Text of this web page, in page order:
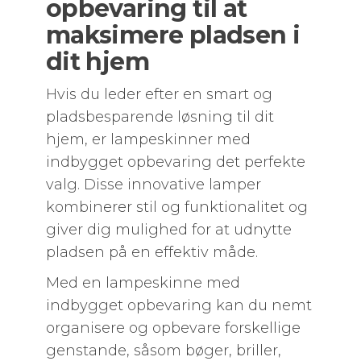
opbevaring til at
maksimere pladsen i
dit hjem
Hvis du leder efter en smart og
pladsbesparende løsning til dit
hjem, er lampeskinner med
indbygget opbevaring det perfekte
valg. Disse innovative lamper
kombinerer stil og funktionalitet og
giver dig mulighed for at udnytte
pladsen på en effektiv måde.
Med en lampeskinne med
indbygget opbevaring kan du nemt
organisere og opbevare forskellige
genstande, såsom bøger, briller,